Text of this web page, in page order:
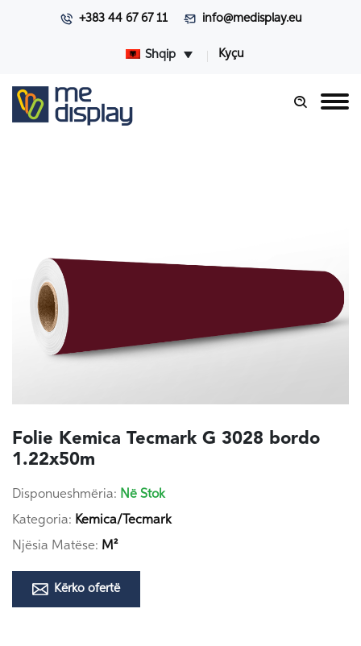
+383 44 67 67 11 info@medisplay.eu
Shqip Kyçu
Folie Kemica Tecmark G 3028 bordo
1.22x50m
Disponueshmëria: Në Stok
Kategoria: Kemica/Tecmark
Njësia Matëse: M²
Kërko ofertë